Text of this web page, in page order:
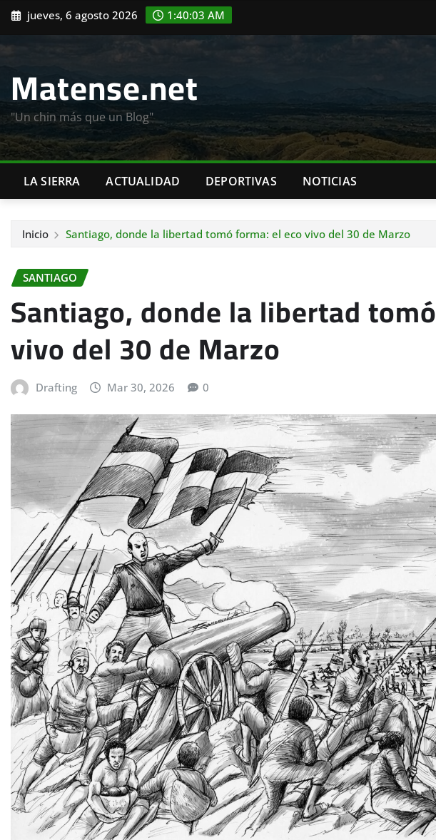
Saltar
contenido
jueves, 6 agosto 2026 1:40:04 AM
Matense.net
"Un chin más que un Blog"
LA SIERRA ACTUALIDAD DEPORTIVAS NOTICIAS
Inicio Santiago, donde la libertad tomó forma: el eco vivo del 30 de Marzo
SANTIAGO
Santiago, donde la libertad
vivo del 30 de Marzo
Drafting Mar 30, 2026 0